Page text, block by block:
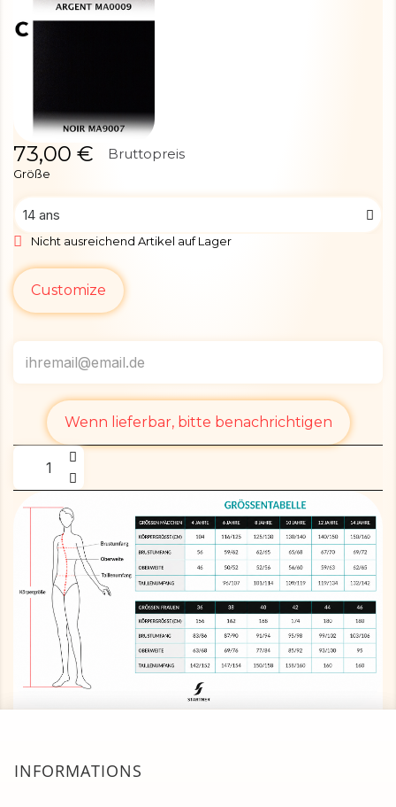
73,00 € Bruttopreis
Größe
Nicht ausreichend Artikel auf Lager
Customize
Wenn lieferbar, bitte benachrichtigen
INFORMATIONS